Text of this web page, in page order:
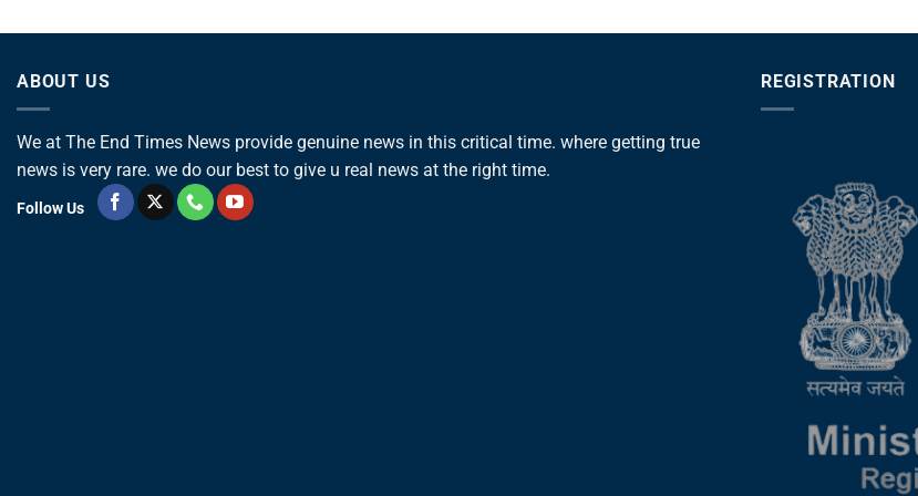
ABOUT US
We at The End Times News provide genuine news in this critical time. where getting true
news is very rare. we do our best to give u real news at the right time.
Follow Us
REGISTRATION